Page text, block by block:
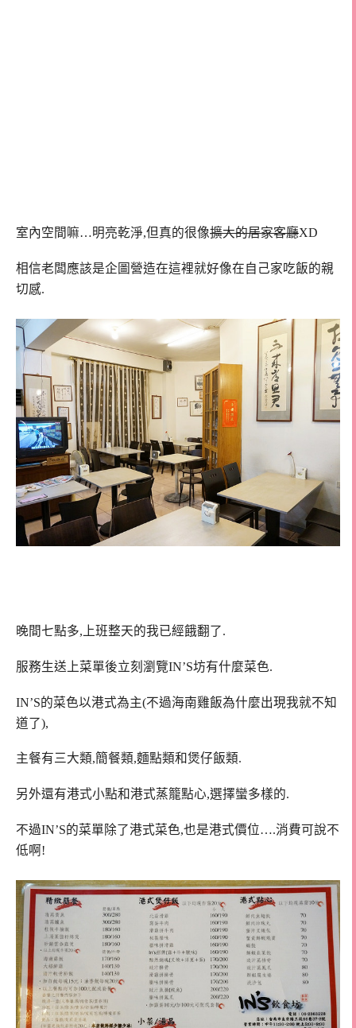
室內空間嘛…明亮乾淨,但真的很像擴大的居家客廳XD
相信老闆應該是企圖營造在這裡就好像在自己家吃飯的親
切感.
晚間七點多,上班整天的我已經餓翻了.
服務生送上菜單後立刻瀏覽IN’S坊有什麼菜色.
IN’S的菜色以港式為主(不過海南雞飯為什麼出現我就不知
道了),
主餐有三大類,簡餐類,麵點類和煲仔飯類.
另外還有港式小點和港式蒸籠點心,選擇蠻多樣的.
不過IN’S的菜單除了港式菜色,也是港式價位….消費可說不
低啊!